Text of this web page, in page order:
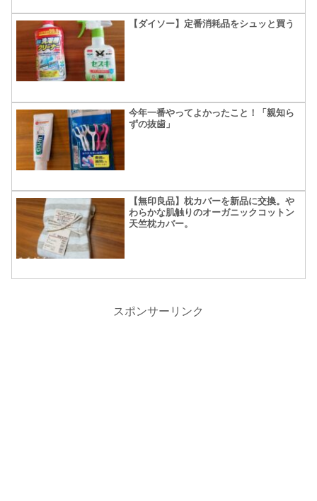
【ダイソー】定番消耗品をシュッと買う
今年一番やってよかったこと！「親知ら
ずの抜歯」
【無印良品】枕カバーを新品に交換。や
わらかな肌触りのオーガニックコットン
天竺枕カバー。
スポンサーリンク